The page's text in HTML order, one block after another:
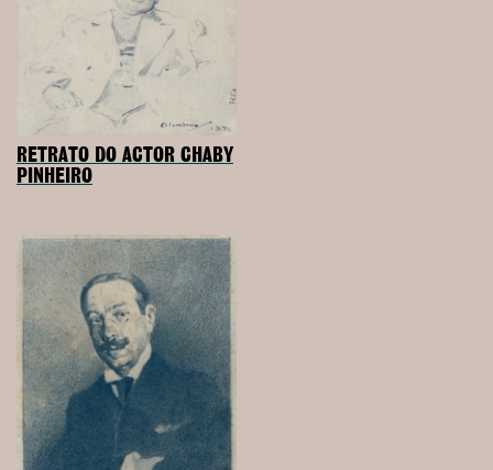
RETRATO DO ACTOR CHABY
PINHEIRO